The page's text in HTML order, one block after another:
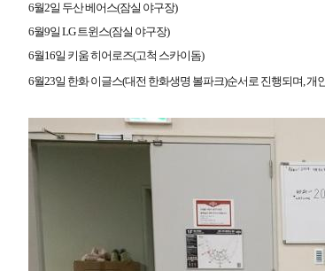
6월2일 두산 베어스(잠실 야구장)
6월9일 LG트윈스(잠실 야구장)
6월16일 키움 히어로즈(고척 스카이돔)
6월23일 한화 이글스(대전 한화생명 볼파크)순서로 진행되며,개